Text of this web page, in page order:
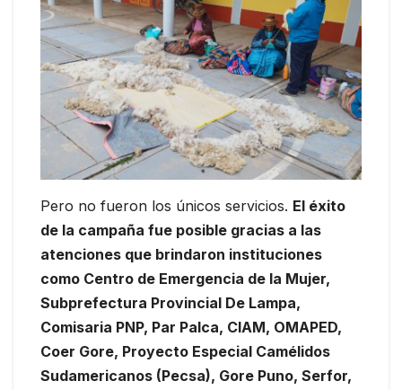
Pero no fueron los únicos servicios. El éxito
de la campaña fue posible gracias a las
atenciones que brindaron instituciones
como Centro de Emergencia de la Mujer,
Subprefectura Provincial De Lampa,
Comisaria PNP, Par Palca, CIAM, OMAPED,
Coer Gore, Proyecto Especial Camélidos
Sudamericanos (Pecsa), Gore Puno, Serfor,